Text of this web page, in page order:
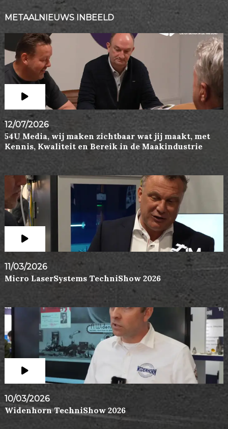
METAALNIEUWS INBEELD
12/07/2026
54U Media, wij maken zichtbaar wat jij maakt, met
Kennis, Kwaliteit en Bereik in de Maakindustrie
11/03/2026
Micro LaserSystems TechniShow 2026
10/03/2026
Widenhorn TechniShow 2026